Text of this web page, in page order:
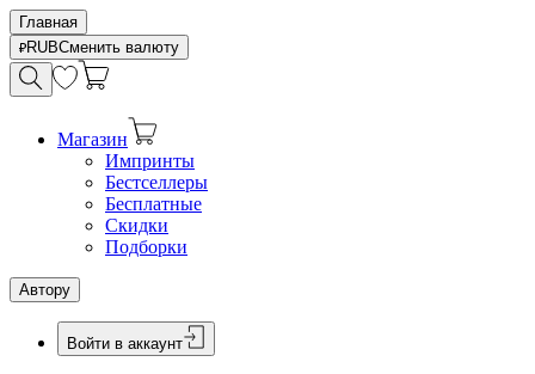
Главная
RUBСменить валюту
Магазин
Импринты
Бестселлеры
Бесплатные
Скидки
Подборки
Автору
Войти в аккаунт